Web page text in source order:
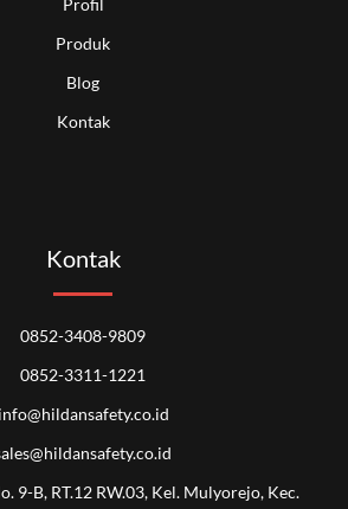
Produk
Blog
Kontak
Kontak
0852-3408-9809
0852-3311-1221
info@hildansafety.co.id
9-B, RT.12 RW.03, Kel. Mulyorejo, Kec.